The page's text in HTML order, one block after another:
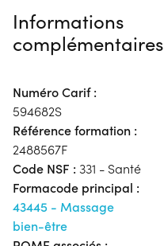
Informations
complémentaires
Numéro Carif :
594682S
Référence formation :
2488567F
Code NSF : 331 - Santé
Formacode principal :
43445 - Massage
bien-être